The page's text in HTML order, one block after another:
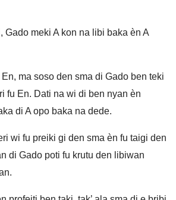
Gado meki A kon na libi baka èn A
ma soso den sma di Gado ben teki
fu En. Dati na wi di ben nyan èn
di A opo baka na dede.
wi fu preiki gi den sma èn fu taigi den
di Gado poti fu krutu den libiwan